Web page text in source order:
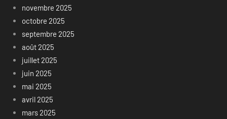
novembre 2025
octobre 2025
septembre 2025
août 2025
juillet 2025
juin 2025
mai 2025
avril 2025
mars 2025